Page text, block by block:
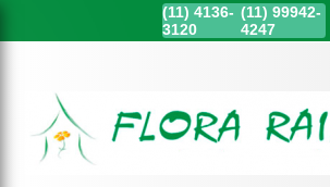
(11) 4136-
3120
(11)99942-
4247